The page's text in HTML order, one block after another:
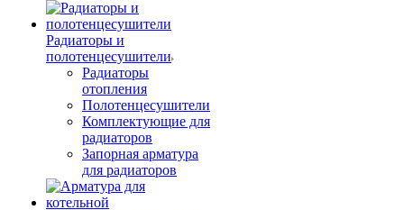
Радиаторы и
полотенцесушители
Радиаторы
отопления
Полотенцесушители
Комплектующие для
радиаторов
Запорная арматура
для радиаторов